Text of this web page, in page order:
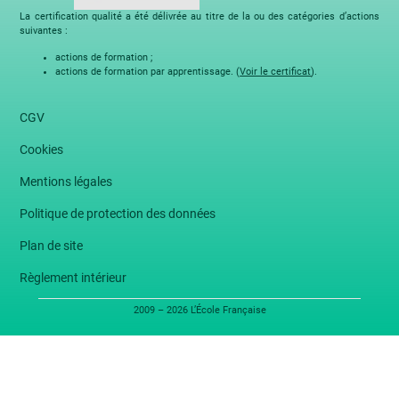
La certification qualité a été délivrée au titre de la ou des catégories d’actions
suivantes :
actions de formation ;
actions de formation par apprentissage. (Voir le certificat).
CGV
Cookies
Mentions légales
Politique de protection des données
Plan de site
Règlement intérieur
2009 – 2026 L’École Française